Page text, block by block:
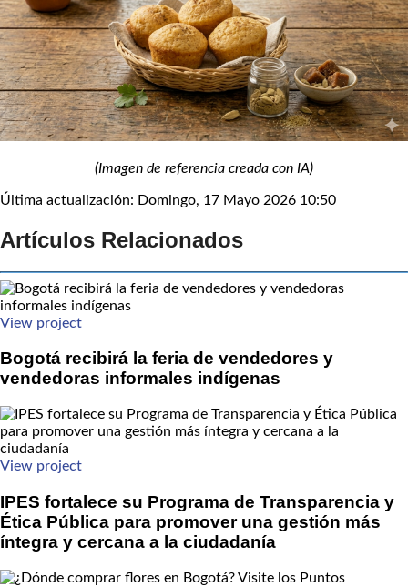
(Imagen de referencia creada con IA)
Última actualización: Domingo, 17 Mayo 2026 10:50
Artículos Relacionados
View project
Bogotá recibirá la feria de vendedores y
vendedoras informales indígenas
View project
IPES fortalece su Programa de Transparencia y
Ética Pública para promover una gestión más
íntegra y cercana a la ciudadanía